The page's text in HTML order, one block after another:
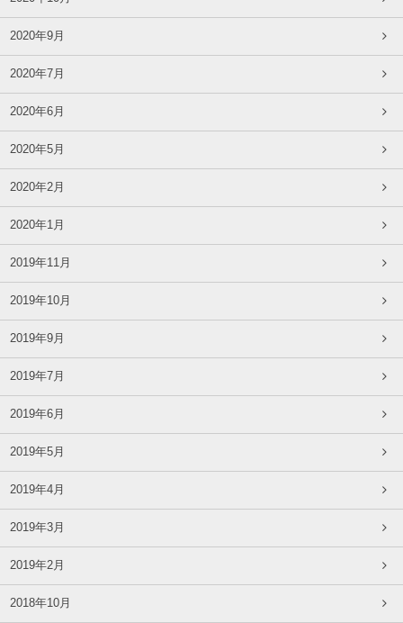
2020年9月
2020年7月
2020年6月
2020年5月
2020年2月
2020年1月
2019年11月
2019年10月
2019年9月
2019年7月
2019年6月
2019年5月
2019年4月
2019年3月
2019年2月
2018年10月